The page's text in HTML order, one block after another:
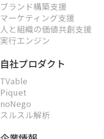
ブランド構築支援
マーケティング支援
人と組織の価値共創支援
実行エンジン
自社プロダクト
TVable
Piquet
noNego
スルスル解析